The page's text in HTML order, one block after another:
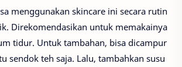
menggunakan skincare ini secara rutin
Direkomendasikan untuk memakainya
tidur. Untuk tambahan, bisa dicampur
sendok teh saja. Lalu, tambahkan susu